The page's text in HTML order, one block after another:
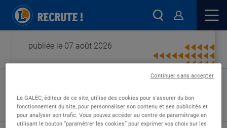
publiée le 07 août 2026
Type de contrat :
Expérience :
Études :
Le GALEC, éditeur de ce site, utilise des cookies pour s'assurer du bon
fonctionnement du site, pour personnaliser son contenu et ses publicités et
pour analyser son trafic. Vous pouvez accéder au centre de paramétrage en
utilisant le bouton “paramétrer les cookies” pour exprimer vos choix sur les
Continuer sans accepter